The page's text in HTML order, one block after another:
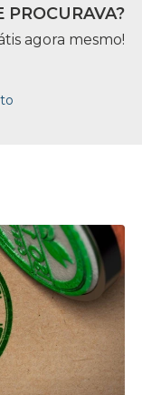
PROCURAVA?
agora mesmo!